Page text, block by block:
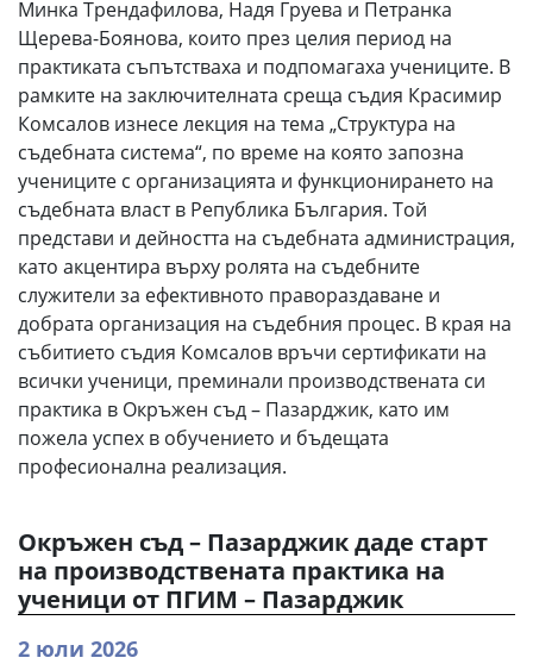
Минка Трендафилова, Надя Груева и Петранка
Щерева-Боянова, които през целия период на
практиката съпътстваха и подпомагаха учениците. В
рамките на заключителната среща съдия Красимир
Комсалов изнесе лекция на тема „Структура на
съдебната система“, по време на която запозна
учениците с организацията и функционирането на
съдебната власт в Република България. Той
представи и дейността на съдебната администрация,
като акцентира върху ролята на съдебните
служители за ефективното правораздаване и
добрата организация на съдебния процес. В края на
събитието съдия Комсалов връчи сертификати на
всички ученици, преминали производствената си
практика в Окръжен съд – Пазарджик, като им
пожела успех в обучението и бъдещата
професионална реализация.
Окръжен съд – Пазарджик даде старт
на производствената практика на
ученици от ПГИМ – Пазарджик
2 юли 2026